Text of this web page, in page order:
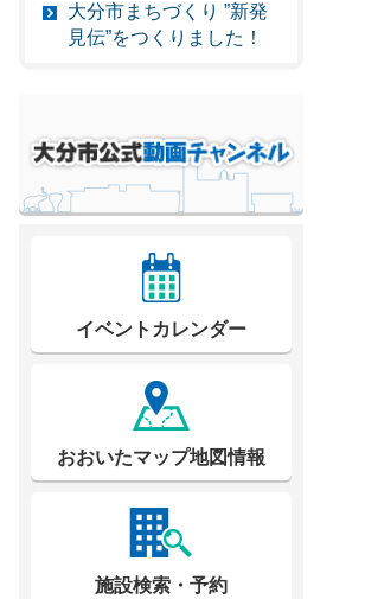
大分市まちづくり ”新発
見伝”をつくりました！
イベントカレンダー
おおいたマップ地図情報
施設検索・予約